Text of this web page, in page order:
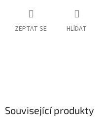
ZEPTAT SE HLÍDAT
Související produkty